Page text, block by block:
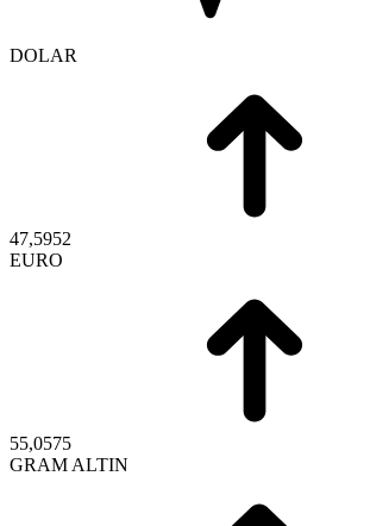
DOLAR
47,5952
EURO
55,0575
GRAM ALTIN